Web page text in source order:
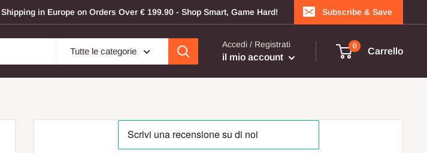
in Europe on Orders Over € 199.90 - Shop Smart, Game Hard! Subscribe & Save
Tutte le categorie
Accedi / Registrati
il mio account
0
Carrello